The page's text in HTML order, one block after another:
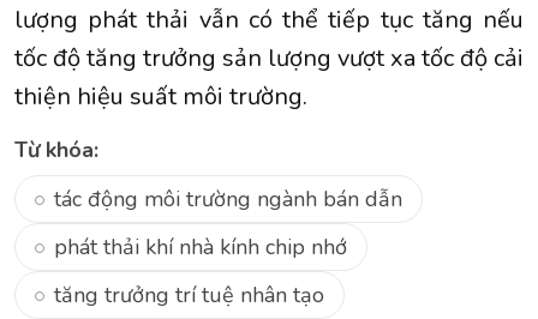
lượng phát thải vẫn có thể tiếp tục tăng nếu
tốc độ tăng trưởng sản lượng vượt xa tốc độ cải
thiện hiệu suất môi trường.
Từ khóa:
tác động môi trường ngành bán dẫn
phát thải khí nhà kính chip nhớ
tăng trưởng trí tuệ nhân tạo